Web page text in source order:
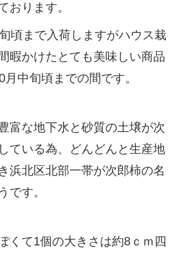
おります。
頃まで入荷しますがハウス栽
暇かけたとても美味しい商品
中旬頃までの間です。
富な地下水と砂質の土壌が次
ている為、どんどんと生産地
浜北区北部一帯が次郎柿の名
です。
くて1個の大きさは約8ｃｍ四